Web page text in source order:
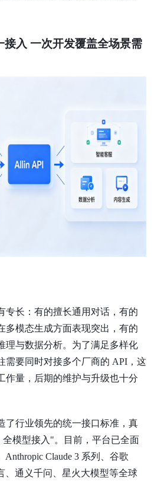
接入 一次开发覆盖全场景需
长：有的擅长通用对话，有的
多模态生成方面表现突出，有的
理与数据分析。为了满足多样化
需要同时对接多个厂商的 API，这
作量，后期的维护与升级也十分
行业领先的统一接口标准，真
模型接入"。目前，平台已全面
Anthropic Claude 3 系列、谷歌
、通义千问、星火大模型等全球